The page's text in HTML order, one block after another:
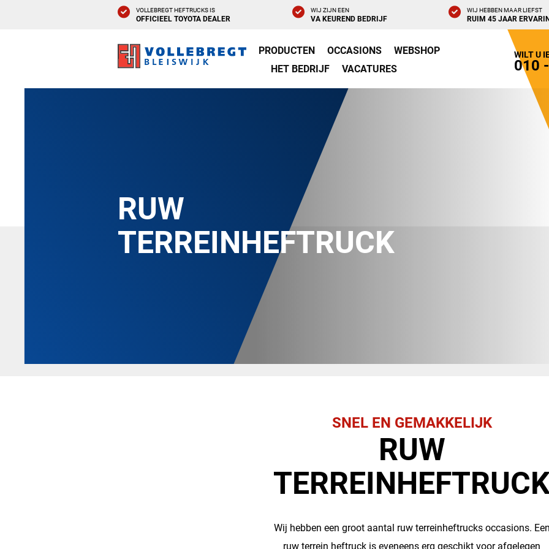
VOLLEBREGT HEFTRUCKS IS
OFFICIEEL TOYOTA DEALER
WIJ ZIJN EEN
VA KEUREND BEDRIJF
WIJ HEBBEN MAAR LIEFST
RUIM 45 JAAR
PRODUCTEN OCCASIONS
WEBSHOP
HET BEDRIJF
VACATURES
WILT U
010
RUW
TERREINHEFTRUCK
SNEL EN GEMAKKELIJK
RUW
Wij hebben een groot aantal ruw terreinheftrucks occasions.
ruw terrein heftruck is eveneens erg geschikt voor afgelegen